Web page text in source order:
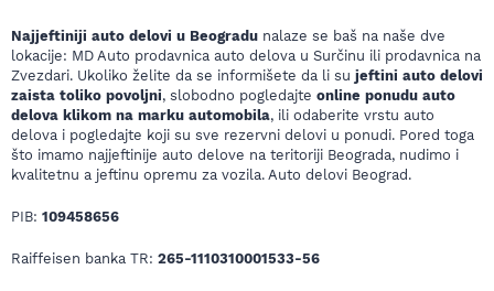
Najjeftiniji auto delovi u Beogradu nalaze se baš na naše dve
lokacije: MD Auto prodavnica auto delova u Surčinu ili prodavnica na
Zvezdari. Ukoliko želite da se informišete da li su jeftini auto delovi
zaista toliko povoljni, slobodno pogledajte online ponudu auto
delova klikom na marku automobila, ili odaberite vrstu auto
delova i pogledajte koji su sve rezervni delovi u ponudi. Pored toga
što imamo najjeftinije auto delove na teritoriji Beograda, nudimo i
kvalitetnu a jeftinu opremu za vozila. Auto delovi Beograd.
PIB: 109458656
Raiffeisen banka TR: 265-1110310001533-56